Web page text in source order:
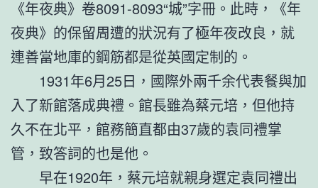
《年夜典》卷8091-8093“城”字冊。此時，《年
夜典》的保留周遭的狀況有了極年夜改良，就
連善當地庫的鋼筋都是從英國定制的。
1931年6月25日，國際外兩千余代表餐與加
入了新館落成典禮。館長雖為蔡元培，但他持
久不在北平，館務簡直都由37歲的袁同禮掌
管，致答詞的也是他。
早在1920年，蔡元培就親身選定袁同禮出